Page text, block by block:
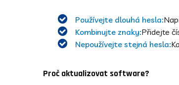
Používejte dlouhá hesla:
Kombinujte znaky:Přidejte
Nepoužívejte stejná hesla:
Proč aktualizovat software?